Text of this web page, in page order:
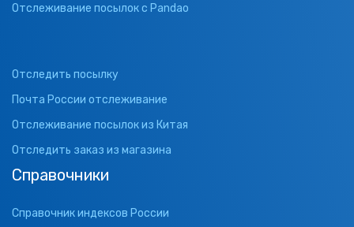
Отслеживание посылок с Pandao
Отследить посылку
Почта России отслеживание
Отслеживание посылок из Китая
Отследить заказ из магазина
Справочники
Справочник индексов России